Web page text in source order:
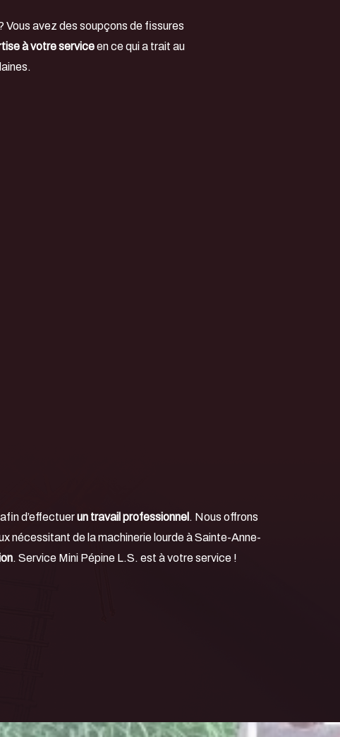
Vous avez des soupçons de fissures
à votre serviceen ce qui a trait au
d’effectuerun travail professionnel . Nous offrons
nécessitant de la machinerie lourde à Sainte-Anne-
. Service Mini Pépine L.S. est à votre service !